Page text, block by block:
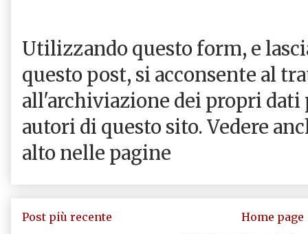
Utilizzando questo form, e
questo post, si acconsente al
all'archiviazione dei propri dati
autori di questo sito. Vedere
alto nelle pagine
Post più recente
Home page